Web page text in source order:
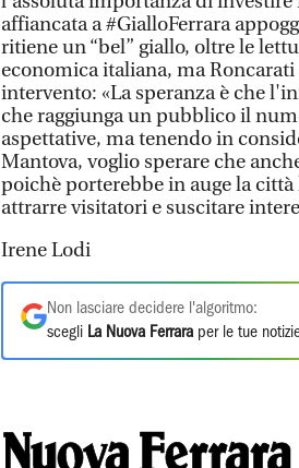
affiancata a #GialloFerrara
ritiene un “bel” giallo, oltre le
economica italiana, ma
intervento: «La speranza è che
che raggiunga un pubblico il
aspettative, ma tenendo in
Mantova, voglio sperare che
poichè porterebbe in auge la
attrarre visitatori e suscitare
Irene Lodi
Non lasciare decidere l'algoritmo:
scegli La Nuova Ferrara per le tue